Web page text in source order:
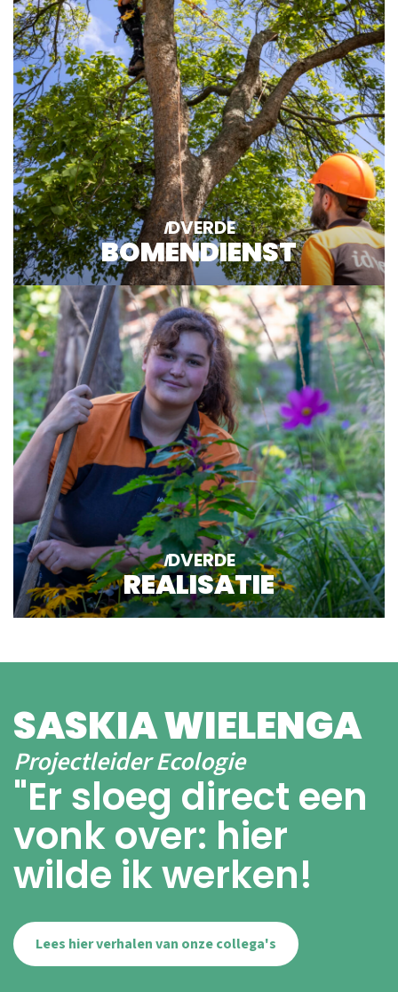
IDVERDE
BOMENDIENST
Lees meer
IDVERDE
REALISATIE
SASKIA WIELENGA
Projectleider Ecologie
"Er sloeg direct een
vonk over: hier
wilde ik werken!
Lees hier verhalen van onze collega's